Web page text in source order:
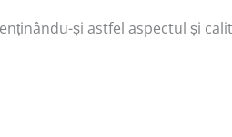
și astfel aspectul și